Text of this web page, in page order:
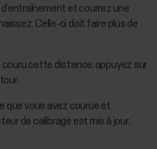
et courrez une
Celle-ci doit faire plus de
couru cette distance, appuyez sur
que vous avez courue et
de calibrage est mis à jour.